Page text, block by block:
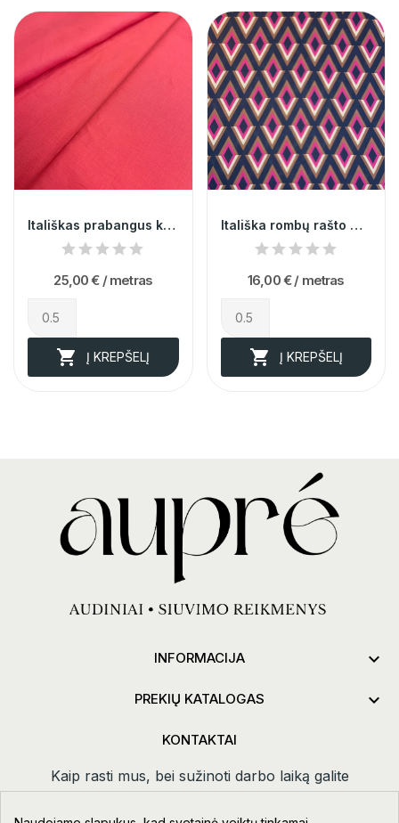
Itališkas prabangus koralinis linas
25,00 € / metras
 Į KREPŠELĮ
Itališka rombų rašto medvilnė su viskoze 011765
16,00 € / metras
 Į KREPŠELĮ
INFORMACIJA 
PREKIŲ KATALOGAS 
KONTAKTAI
Kaip rasti mus, bei sužinoti darbo laiką galite
paspauduskontaktai.